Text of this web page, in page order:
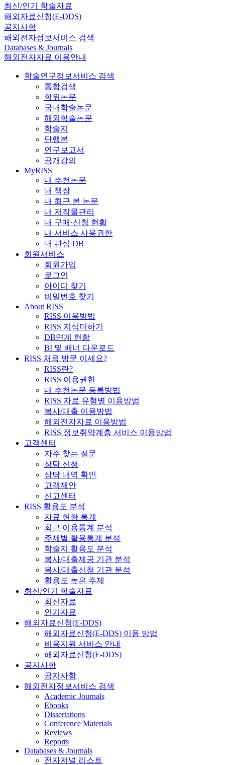
최신/인기 학술자료
해외자료신청(E-DDS)
공지사항
해외전자정보서비스 검색
Databases & Journals
해외전자자료 이용안내
학술연구정보서비스 검색
통합검색
학위논문
국내학술논문
해외학술논문
학술지
단행본
연구보고서
공개강의
MyRISS
내 추천논문
내 책장
내 최근 본 논문
내 저작물관리
내 구매·신청 현황
내 서비스 사용권한
내 관심 DB
회원서비스
회원가입
로그인
아이디 찾기
비밀번호 찾기
About RISS
RISS 이용방법
RISS 지식더하기
DB연계 현황
BI 및 배너 다운로드
RISS 처음 방문 이세요?
RISS란?
RISS 이용권한
내 추천논문 등록방법
RISS 자료 유형별 이용방법
복사/대출 이용방법
해외전자자료 이용방법
RISS 정보취약계층 서비스 이용방법
고객센터
자주 찾는 질문
상담 신청
상담 내역 확인
고객제안
신고센터
RISS 활용도 분석
자료 현황 통계
최근 이용통계 분석
주제별 활용통계 분석
학술지 활용도 분석
복사/대출제공 기관 분석
복사/대출신청 기관 분석
활용도 높은 주제
최신/인기 학술자료
최신자료
인기자료
해외자료신청(E-DDS)
해외자료신청(E-DDS) 이용 방법
비용지원 서비스 안내
해외자료신청(E-DDS)
공지사항
공지사항
해외전자정보서비스 검색
Academic Journals
Ebooks
Dissertations
Conference Materials
Reviews
Reports
Databases & Journals
전자저널 리스트